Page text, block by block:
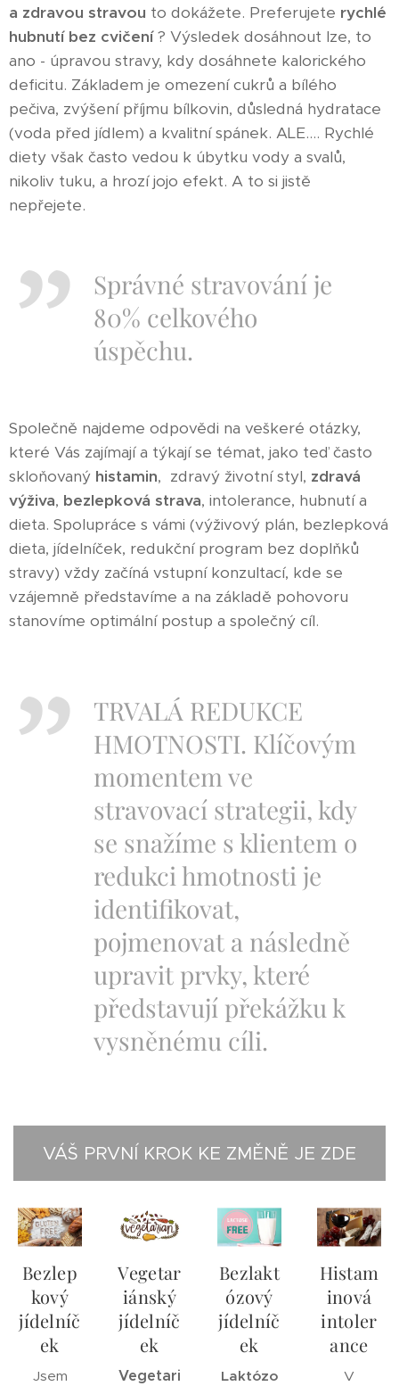
a zdravou stravou to dokážete. Preferujete rychlé
hubnutí bez cvičení? Výsledek dosáhnout lze, to
ano - úpravou stravy, kdy dosáhnete kalorického
deficitu. Základem je omezení cukrů a bílého
pečiva, zvýšení příjmu bílkovin, důsledná hydratace
(voda před jídlem) a kvalitní spánek. ALE.... Rychlé
diety však často vedou k úbytku vody a svalů,
nikoliv tuku, a hrozí jojo efekt. A to si jistě
nepřejete.
Správné stravování je
80% celkového
úspěchu.
Společně najdeme odpovědi na veškeré otázky,
které Vás zajímají a týkají se témat, jako teď často
skloňovaný histamin, zdravý životní styl, zdravá
výživa, bezlepková strava, intolerance, hubnutí a
dieta. Spolupráce s vámi (výživový plán, bezlepková
dieta, jídelníček, redukční program bez doplňků
stravy) vždy začíná vstupní konzultací, kde se
vzájemně představíme a na základě pohovoru
stanovíme optimální postup a společný cíl.
TRVALÁ REDUKCE
HMOTNOSTI. Klíčovým
momentem ve
stravovací strategii, kdy
se snažíme s klientem o
redukci hmotnosti je
identifikovat,
pojmenovat a následně
upravit prvky, které
představují překážku k
vysněnému cíli.
VÁŠ PRVNÍ KROK KE ZMĚNĚ JE ZDE
Bezlep
kový
jídelníč
ek
Jsem
Vegetar
iánský
jídelníč
ek
Vegetari
Bezlakt
ózový
jídelníč
ek
Laktózo
Histam
inová
intoler
ance
V